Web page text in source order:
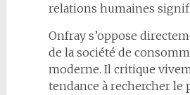
relations humaines
Onfray s’oppose
de la société de
moderne. Il critique
tendance à rechercher le